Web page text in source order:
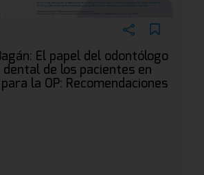
El papel del odontólogo
dental de los pacientes en
la OP: Recomendaciones